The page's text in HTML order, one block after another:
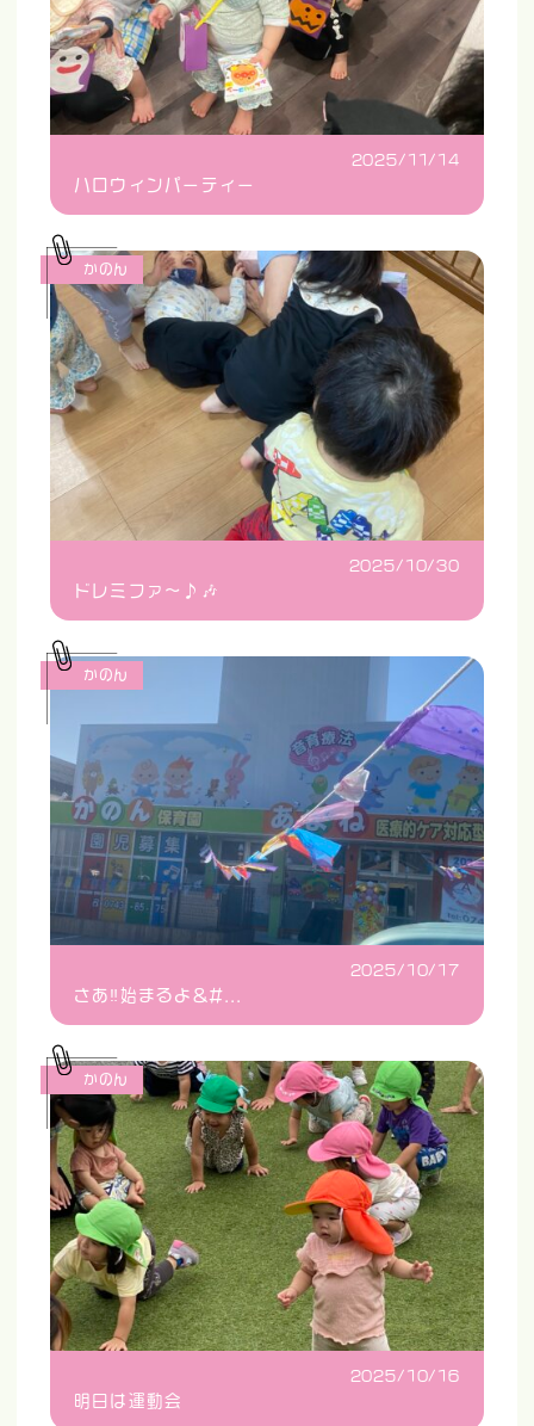
2025/11/14
ハロウィンパーティー
2025/10/30
ドレミファ〜♪🎶
かのん
2025/10/17
さあ‼️始まるよ&#...
かのん
2025/10/16
明日は運動会
かのん